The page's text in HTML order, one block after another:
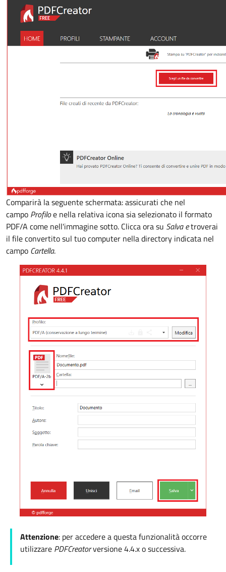
Comparirà la seguente schermata: assicurati che nel
campo Profiloe nella relativa icona sia selezionato il formato
PDF/A come nell'immagine sotto. Clicca ora su Salva etroverai
il file convertito sul tuo computer nella directory indicata nel
campo Cartella.
Attenzione: per accedere a questa funzionalità occorre
utilizzare PDFCreatorversione 4.4.x o successiva.